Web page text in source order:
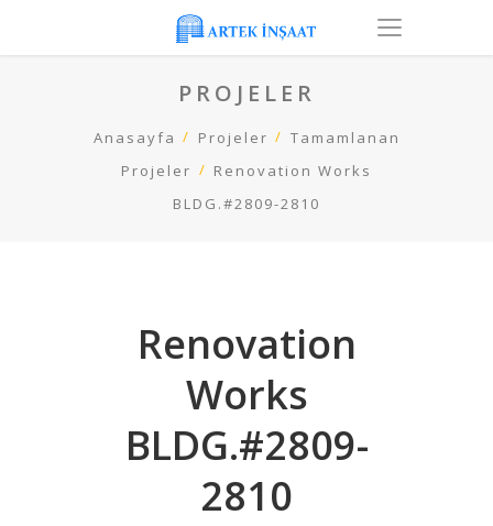
PROJELER
Anasayfa Projeler
Tamamlanan
Projeler
Renovation Works
BLDG.#2809-2810
Renovation
Works
BLDG.#2809-
2810